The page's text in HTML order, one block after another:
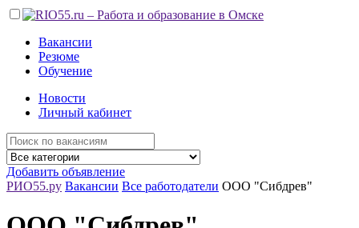
Вакансии
Резюме
Обучение
Новости
Личный кабинет
Добавить объявление
РИО55.ру Вакансии Все работодатели ООО "Сибдрев"